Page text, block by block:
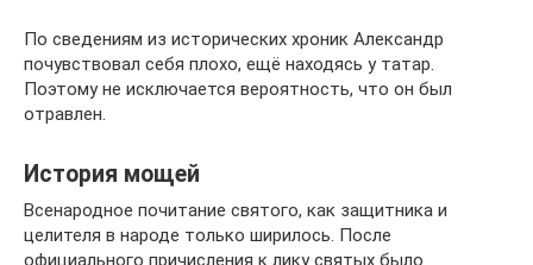
По сведениям из исторических хроник Александр
почувствовал себя плохо, ещё находясь у татар.
Поэтому не исключается вероятность, что он был
отравлен.
История мощей
Всенародное почитание святого, как защитника и
целителя в народе только ширилось. После
официального причисления к лику святых было